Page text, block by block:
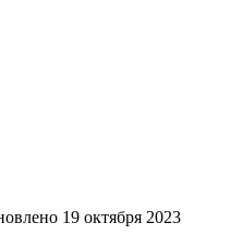
19 октября 2023